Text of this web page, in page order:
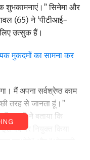
शुभकामनाएं।’’ सिनेमा और
(65) ने ‘पीटीआई-
उत्सुक हैं।
मुकदमों का सामना कर
मैं अपना सर्वश्रेष्ठ काम
तरह से जानता हूं।’’
ने बताया कि
पद पर नियुक्त किया
जाना जाता है।